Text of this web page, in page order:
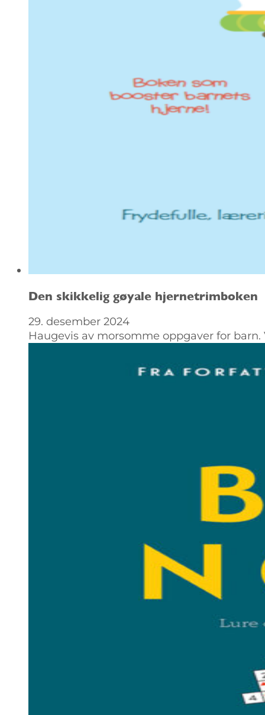
Den skikkelig gøyale hjernetrimboken
29. desember 2024
Haugevis av morsomme oppgaver for barn.